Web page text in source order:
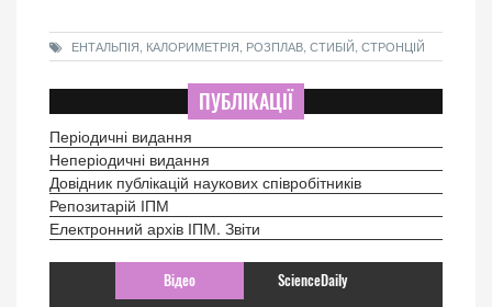
ЕНТАЛЬПІЯ, КАЛОРИМЕТРІЯ, РОЗПЛАВ, СТИБІЙ, СТРОНЦІЙ
ПУБЛІКАЦІЇ
Періодичні видання
Неперіодичні видання
Довідник публікацій наукових співробітників
Репозитарій ІПМ
Електронний архів ІПМ. Звіти
Відео ScienceDaily